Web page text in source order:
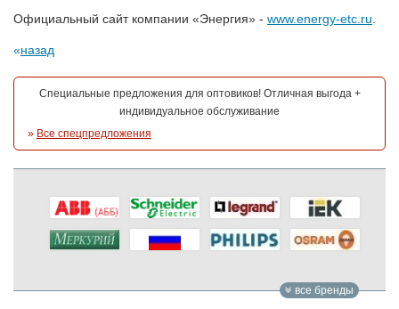
Официальный сайт компании «Энергия» - www.energy-etc.ru
назад
Специальные предложения для оптовиков! Отличная выгода +
индивидуальное обслуживание
» Все спецпредложения
все бренды